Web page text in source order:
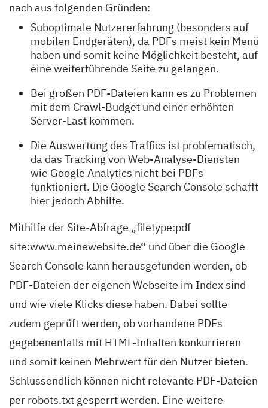
nach aus folgenden Gründen:
Suboptimale Nutzererfahrung (besonders auf
mobilen Endgeräten), da PDFs meist kein Menü
haben und somit keine Möglichkeit besteht, auf
eine weiterführende Seite zu gelangen.
Bei großen PDF-Dateien kann es zu Problemen
mit dem Crawl-Budget und einer erhöhten
Server-Last kommen.
Die Auswertung des Traffics ist problematisch,
da das Tracking von Web-Analyse-Diensten
wie Google Analytics nicht bei PDFs
funktioniert. Die Google Search Console schafft
hier jedoch Abhilfe.
Mithilfe der Site-Abfrage „filetype:pdf
site:www.meinewebsite.de“ und über die Google
Search Console kann herausgefunden werden, ob
PDF-Dateien der eigenen Webseite im Index sind
und wie viele Klicks diese haben. Dabei sollte
zudem geprüft werden, ob vorhandene PDFs
gegebenenfalls mit HTML-Inhalten konkurrieren
und somit keinen Mehrwert für den Nutzer bieten.
Schlussendlich können nicht relevante PDF-Dateien
per robots.txt gesperrt werden. Eine weitere